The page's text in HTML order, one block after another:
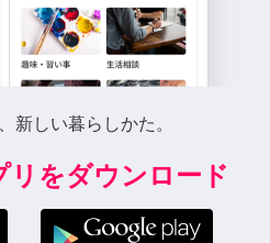
新しい暮らしかた。
リをダウンロード